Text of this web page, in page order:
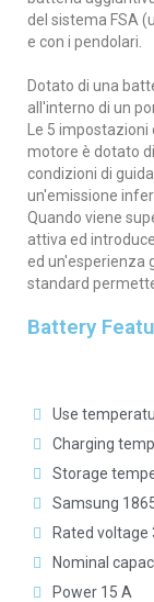
del sistema FSA
e con i pendolari.
Dotato di una
all'interno di un
Le 5
motore è dotato
condizioni di
un'emissione
Quando viene
attiva ed
ed un'esperienza
standard
Battery
Use
Charging
Storage
Samsung
Rated voltage
Nominal
Power 15 A